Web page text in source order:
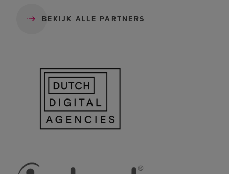
BEKIJK ALLE PARTNERS